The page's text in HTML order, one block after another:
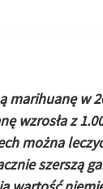
marihuanę w
wzrosła z
można
szerszą